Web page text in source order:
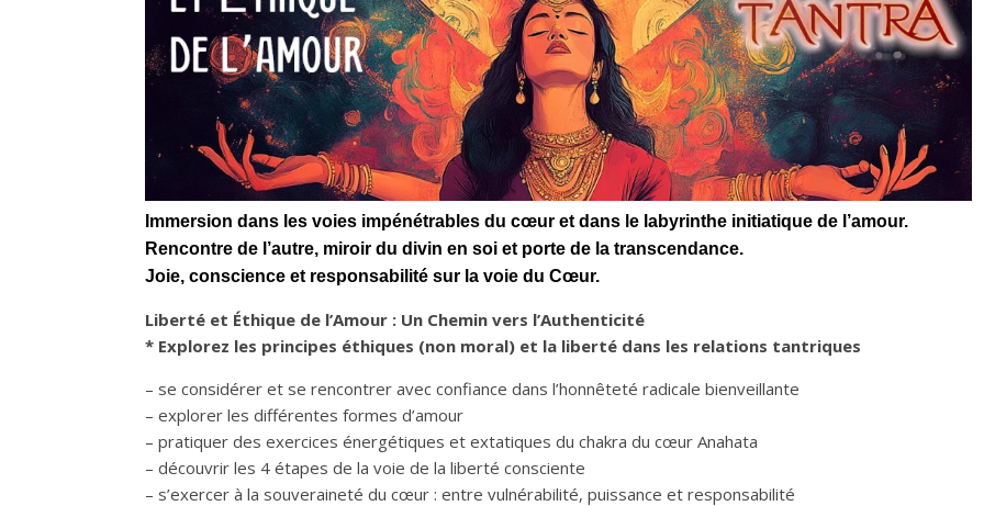
Immersion dans les voies impénétrables du cœur et dans le labyrinthe initiatique de l’amour.
Rencontre de l’autre, miroir du divin en soi et porte de la transcendance.
Joie, conscience et responsabilité sur la voie du Cœur.
Liberté et Éthique de l’Amour : Un Chemin vers l’Authenticité
* Explorez les principes éthiques (non moral) et la liberté dans les relations tantriques
– se considérer et se rencontrer avec confiance dans l’honnêteté radicale bienveillante
– explorer les différentes formes d’amour
– pratiquer des exercices énergétiques et extatiques du chakra du cœur Anahata
– découvrir les 4 étapes de la voie de la liberté consciente
– s’exercer à la souveraineté du cœur : entre vulnérabilité, puissance et responsabilité